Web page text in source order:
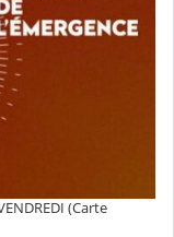
(Carte